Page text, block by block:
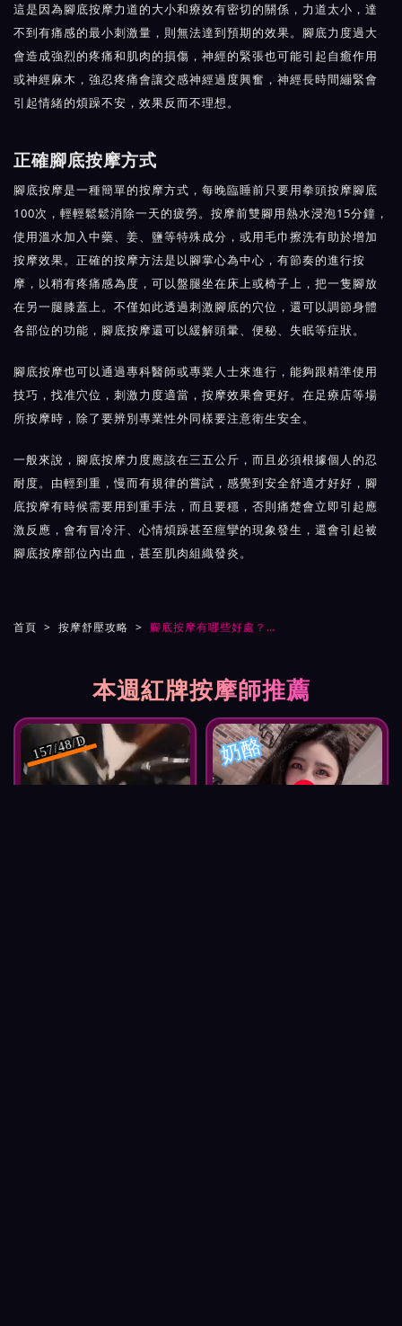
這是因為腳底按摩力道的大小和療效有密切的關係，力道太小，達
不到有痛感的最小刺激量，則無法達到預期的效果。腳底力度過大
會造成強烈的疼痛和肌肉的損傷，神經的緊張也可能引起自癒作用
或神經麻木，強忍疼痛會讓交感神經過度興奮，神經長時間繃緊會
引起情緒的煩躁不安，效果反而不理想。
正確腳底按摩方式
腳底按摩是一種簡單的按摩方式，每晚臨睡前只要用拳頭按摩腳底
100次，輕輕鬆鬆消除一天的疲勞。按摩前雙腳用熱水浸泡15分鐘，
使用溫水加入中藥、姜、鹽等特殊成分，或用毛巾擦洗有助於增加
按摩效果。正確的按摩方法是以腳掌心為中心，有節奏的進行按
摩，以稍有疼痛感為度，可以盤腿坐在床上或椅子上，把一隻腳放
在另一腿膝蓋上。不僅如此透過刺激腳底的穴位，還可以調節身體
各部位的功能，腳底按摩還可以緩解頭暈、便秘、失眠等症狀。
腳底按摩也可以通過專科醫師或專業人士來進行，能夠跟精準使用
技巧，找准穴位，刺激力度適當，按摩效果會更好。在足療店等場
所按摩時，除了要辨別專業性外同樣要注意衛生安全。
一般來說，腳底按摩力度應該在三五公斤，而且必須根據個人的忍
耐度。由輕到重，慢而有規律的嘗試，感覺到安全舒適才好好，腳
底按摩有時候需要用到重手法，而且要穩，否則痛楚會立即引起應
激反應，會有冒冷汗、心情煩躁甚至痙攣的現象發生，還會引起被
腳底按摩部位內出血，甚至肌肉組織發炎。
首頁 按摩舒壓攻略 腳底按摩有哪些好處？腳底按摩越痛越好嗎？
本週紅牌按摩師推薦
157/48/D 奶酪